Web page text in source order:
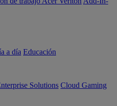
a día Educación
Solutions Cloud Gaming